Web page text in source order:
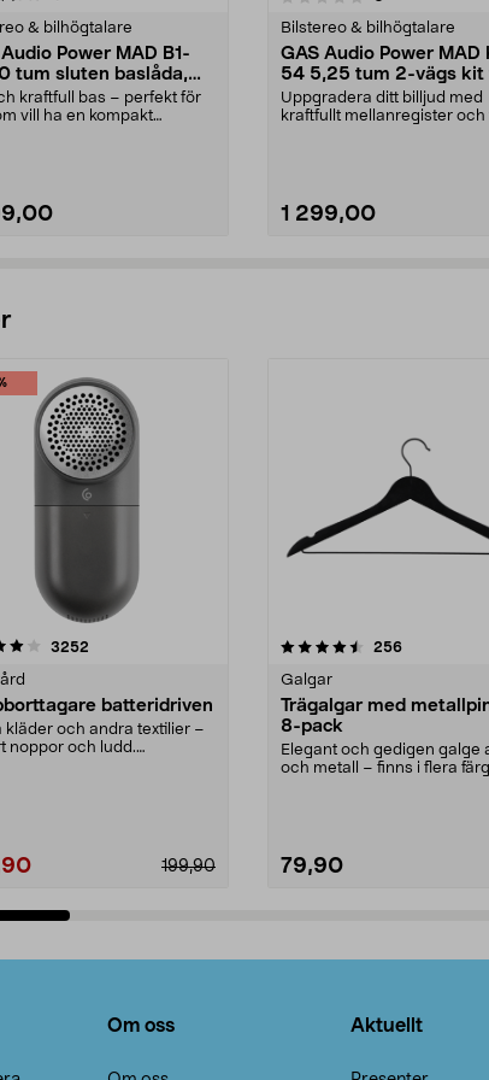
& bilhögtalare
Power MAD B1-
tum sluten baslåda,
RMS
kraftfull bas – perfekt för
vill ha en kompakt
Bilstereo & bilhögtalare
GAS Audio Power MAD
54 5,25 tum 2-vägs kit
bilstereosystem
Uppgradera ditt billjud med
kraftfullt mellanregister och
1 299,00
3252
batteridriven
kläder och andra textilier –
noppor och ludd.
199,90
4.5av 5 stjärnor 256recensioner
Galgar
Trägalgar med
8-pack
Elegant och gedigen galge
och metall – finns i flera
79,90
4.0av 5 stjärnor
Om oss Aktuellt